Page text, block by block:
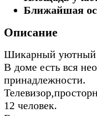
Ближайшая
Описание
Шикарный уютный
В доме есть вся
принадлежности.
12 человек.